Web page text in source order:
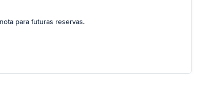
para futuras reservas.